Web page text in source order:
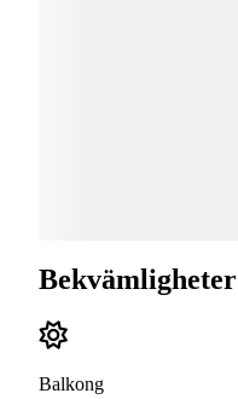
Bekvämligheter
Balkong